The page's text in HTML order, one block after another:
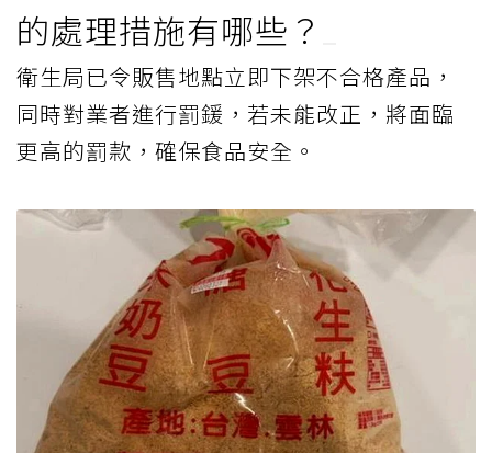
的處理措施有哪些？
衛生局已令販售地點立即下架不合格產品，
同時對業者進行罰鍰，若未能改正，將面臨
更高的罰款，確保食品安全。